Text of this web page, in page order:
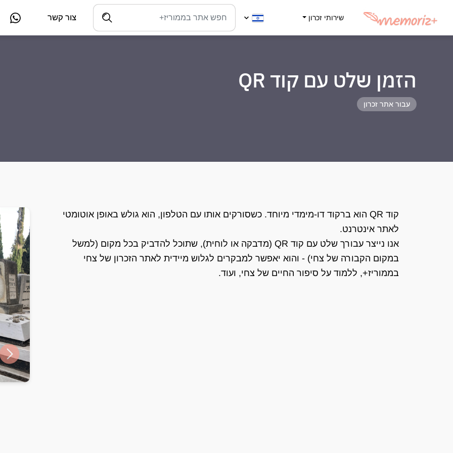
שירותי זכרון צור קשר
הזמן שלט עם קוד QR
עבור אתר זכרון
קוד QR הוא ברקוד דו-מימדי מיוחד. כשסורקים אותו עם הטלפון, הוא גולש באופן אוטומטי
לאתר אינטרנט.
אנו נייצר עבורך שלט עם קוד QR (מדבקה או לוחית), שתוכל להדביק בכל מקום (למשל
במקום הקבורה של צחי) - והוא יאפשר למבקרים לגלוש מיידית לאתר הזכרון של צחי
בממוריז+, ללמוד על סיפור החיים של צחי, ועוד.